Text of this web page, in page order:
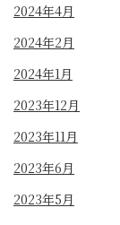
2024年4月
2024年2月
2024年1月
2023年12月
2023年11月
2023年6月
2023年5月